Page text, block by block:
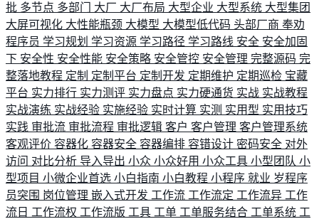
批 多节点 多部门 大厂 大厂布局 大型企业 大型系统 大型集团
大屏可视化 大性能瓶颈 大模型 大模型低代码 头部厂商 奉劝
程序员 学习规划 学习资源 学习路径 学习路线 安全 安全加固
下 安全性 安全性能 安全策略 安全管控 安全管理 完整源码 完
整落地教程 定制 定制平台 定制开发 定期维护 定期巡检 宝藏
平台 实力排行 实力测评 实力盘点 实力硬通货 实战 实战教程
实战演练 实战经验 实施经验 实时计算 实测 实用型 实用技巧
实践 审批流 审批流程 审批逻辑 客户 客户管理 客户管理系统
客观评价 容器化 容器安全 容器编排 容错设计 密码安全 对外
访问 对比分析 导入导出 小众 小众好用 小众工具 小型团队 小
型项目 小微企业首选 小白指南 小白教程 小程序 就业 岁程序
员突围 岗位管理 嵌入式开发 工作流 工作流定 工作流异 工作
流日 工作流权 工作流版 工具 工单 工单服务结合 工单系统 工